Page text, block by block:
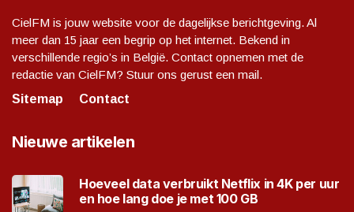
CielFM is jouw website voor de dagelijkse berichtgeving. Al
meer dan 15 jaar een begrip op het internet. Bekend in
verschillende regio’s in België. Contact opnemen met de
redactie van CielFM? Stuur ons gerust een mail.
Sitemap
Contact
Nieuwe artikelen
Hoeveel data verbruikt Netflix in 4K per uur
en hoe lang doe je met 100 GB